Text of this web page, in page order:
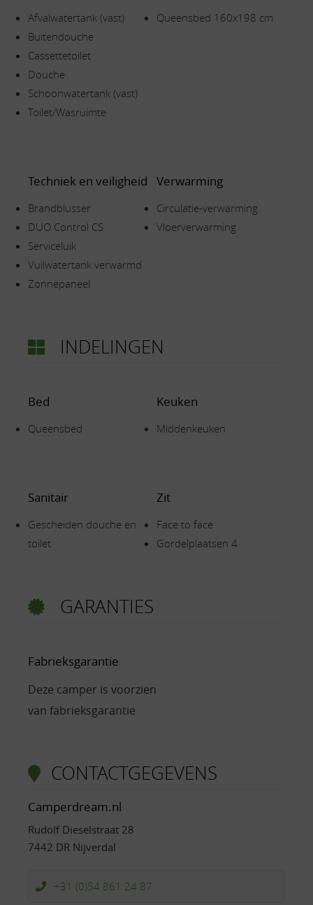
Afvalwatertank (vast)
Buitendouche
Cassettetoilet
Douche
Schoonwatertank (vast)
Toilet/Wasruimte
Queensbed 160x198 cm
Techniek en veiligheid
Brandblusser
DUO Control CS
Serviceluik
Vuilwatertank verwarmd
Zonnepaneel
Verwarming
Circulatie-verwarming
Vloerverwarming
INDELINGEN
Bed
Queensbed
Keuken
Middenkeuken
Sanitair
Gescheiden douche en
toilet
Zit
Face to face
Gordelplaatsen 4
GARANTIES
Fabrieksgarantie
Deze camper is voorzien
van fabrieksgarantie
CONTACTGEGEVENS
Camperdream.nl
Rudolf Dieselstraat 28
7442 DR Nijverdal
+31 (0)54 861 24 87